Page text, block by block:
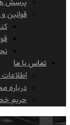
پرسش
قوانین
تماس با ما
درباره
حریم